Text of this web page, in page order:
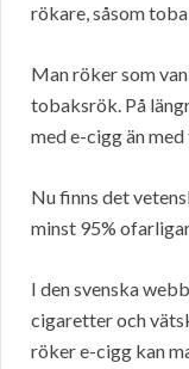
rökare, såsom
Man röker som
tobaksrök. På
med e-cigg än
Nu finns det
minst 95%
I den svenska
cigaretter och
röker e-cigg kan